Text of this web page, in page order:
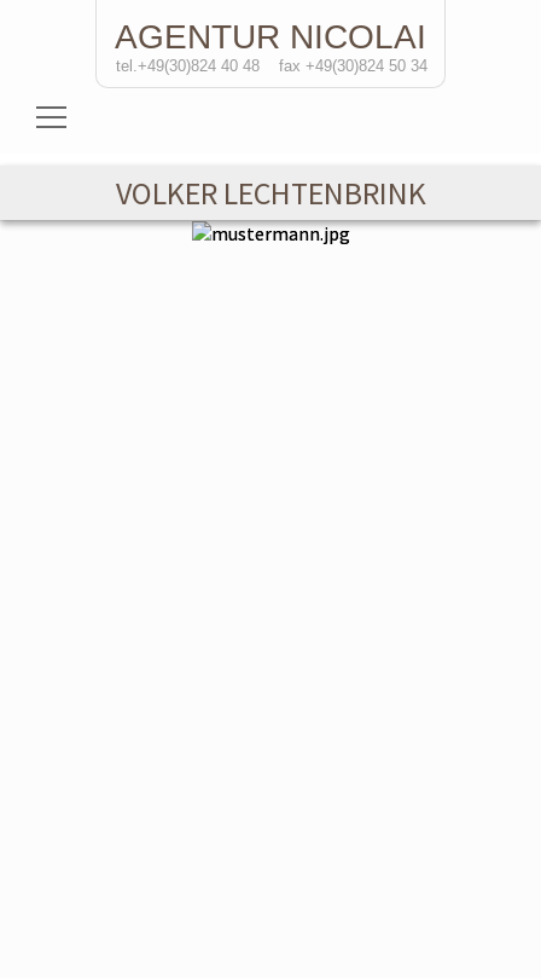
AGENTUR NICOLAI
tel.+49(30)824 40 48 fax +49(30)824 50 34
Schauspielerinnen
Schauspieler
VOLKER LECHTENBRINK